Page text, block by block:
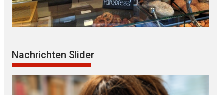
Nachrichten Slider
Mögliche R Ü C K K E H R zum ZIVILDIENST